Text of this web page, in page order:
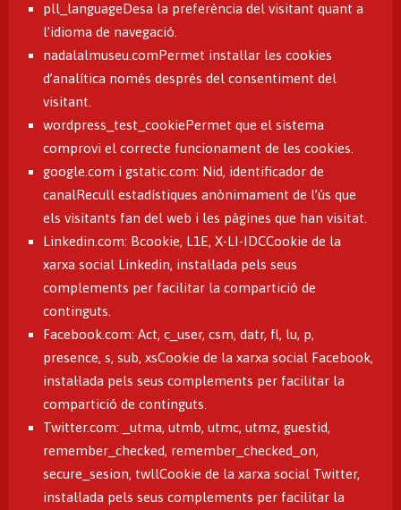
pll_languageDesa la preferència del visitant quant a
l’idioma de navegació.
nadalalmuseu.comPermet instal·lar les cookies
d’analítica només després del consentiment del
visitant.
wordpress_test_cookiePermet que el sistema
comprovi el correcte funcionament de les cookies.
google.com i gstatic.com: Nid, identificador de
canalRecull estadístiques anònimament de l’ús que
els visitants fan del web i les pàgines que han visitat.
Linkedin.com: Bcookie, L1E, X-LI-IDCCookie de la
xarxa social Linkedin, instal·lada pels seus
complements per facilitar la compartició de
continguts.
Facebook.com: Act, c_user, csm, datr, fl, lu, p,
presence, s, sub, xsCookie de la xarxa social Facebook,
instal·lada pels seus complements per facilitar la
compartició de continguts.
Twitter.com: _utma, utmb, utmc, utmz, guestid,
remember_checked, remember_checked_on,
secure_sesion, twllCookie de la xarxa social Twitter,
instal·lada pels seus complements per facilitar la